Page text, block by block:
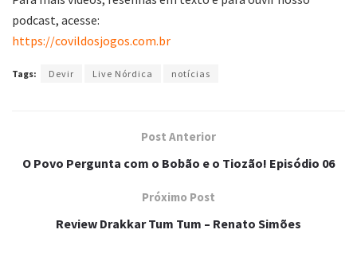
podcast, acesse:
https://covildosjogos.com.br
Tags: Devir Live Nórdica notícias
Post Anterior
O Povo Pergunta com o Bobão e o Tiozão! Episódio 06
Próximo Post
Review Drakkar Tum Tum – Renato Simões